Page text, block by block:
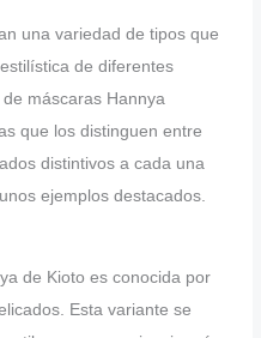
una variedad de tipos que
de diferentes
máscaras Hannya
que los distinguen entre
distintivos a cada una
ejemplos destacados.
de Kioto es conocida por
Esta variante se